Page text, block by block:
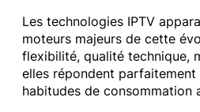
Les technologies IPTV
moteurs majeurs de cette
flexibilité, qualité technique,
elles répondent parfaitement
habitudes de consommation